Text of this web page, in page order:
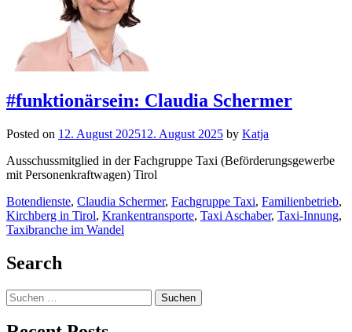
#funktionärsein: Claudia Schermer
Posted on 12. August 202512. August 2025 by Katja
Ausschussmitglied in der Fachgruppe Taxi (Beförderungsgewerbe
mit Personenkraftwagen) Tirol
Botendienste, Claudia Schermer, Fachgruppe Taxi, Familienbetrieb,
Kirchberg in Tirol, Krankentransporte, Taxi Aschaber, Taxi-Innung,
Taxibranche im Wandel
navigation
Search
Suchen
nach: